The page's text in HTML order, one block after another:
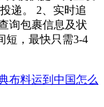
递。 2、实时追
询包裹信息及状
短，最快只需3-4